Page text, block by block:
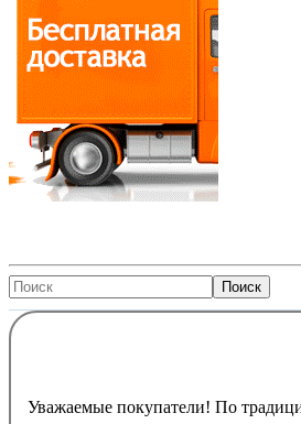
Уважаемые покупатели! По